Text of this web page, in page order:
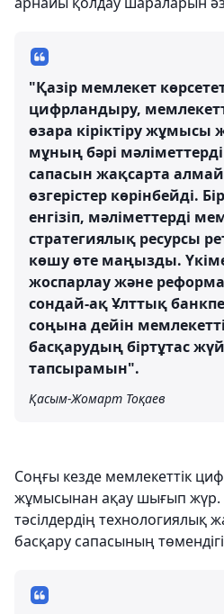
"Қазір мемлекет
цифрландыру,
өзара кіріктіру жұмысы
мұның бәрі мәліметтерді
сапасын жақсарта
өзгерістер көрінбейді.
енгізіп, мәліметтерді
стратегиялық ресурсы
көшу өте маңызды.
жоспарлау және
сондай-ақ Ұлттық
соңына дейін
басқарудың біртұтас
тапсырамын".
Қасым-Жомарт Тоқаев
Соңғы кезде мемлекеттік
жұмысынан ақау шығып жүр.
тәсілдердің технологиялық
басқару сапасының